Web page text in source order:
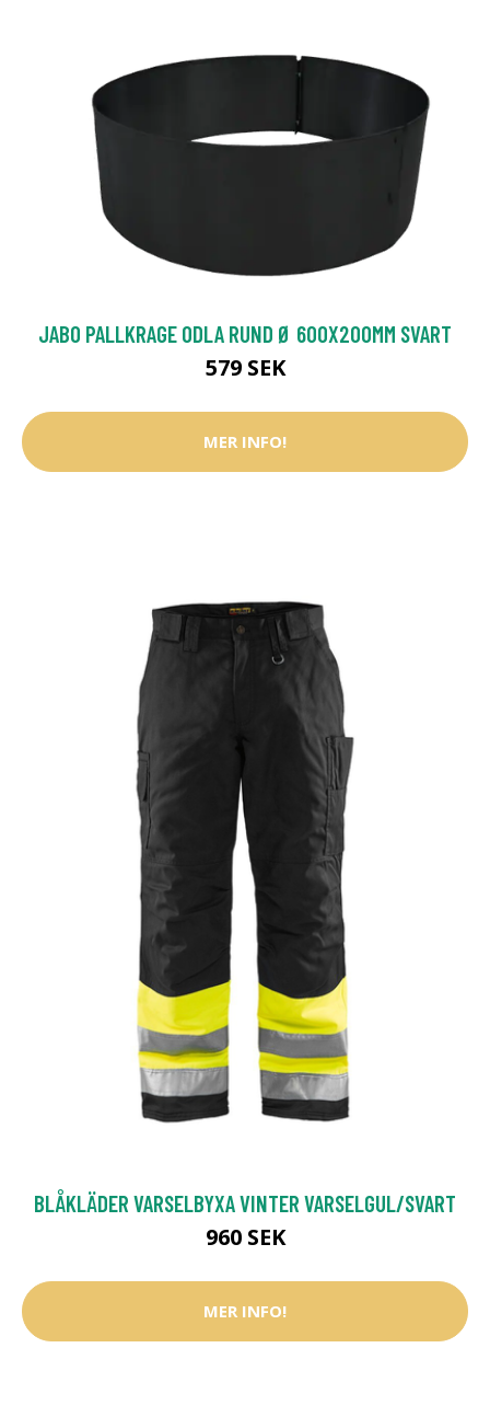
JABO PALLKRAGE ODLA RUND Ø 600X200MM SVART
579 SEK
MER INFO!
BLÅKLÄDER VARSELBYXA VINTER VARSELGUL/SVART
960 SEK
MER INFO!